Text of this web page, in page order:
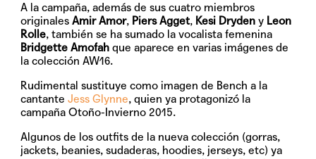
A la campaña, además de sus cuatro miembros
originalesAmir Amor, Piers Agget, Kesi Dryden y Leon
Rolle, también se ha sumado la vocalista femenina
Bridgette Amofah que aparece en varias imágenes de
la colección AW16.
Rudimental sustituye como imagen de Bench a la
cantanteJess Glynne, quien ya protagonizó la
campaña Otoño-Invierno 2015.
Algunos de los outfits de la nueva colección (gorras,
jackets, beanies, sudaderas, hoodies, jerseys, etc) ya